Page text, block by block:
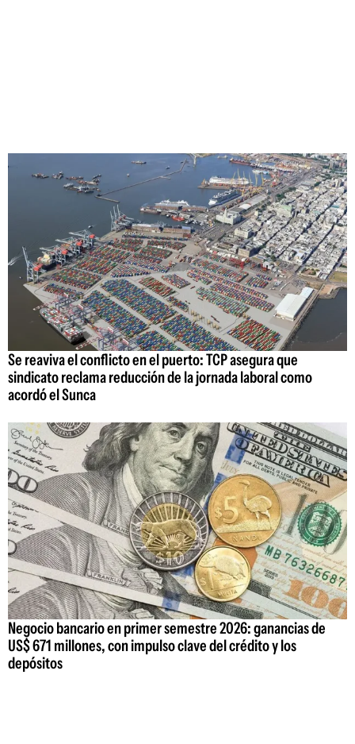
Se reaviva el conflicto en el puerto: TCP asegura que
sindicato reclama reducción de la jornada laboral como
acordó el Sunca
Negocio bancario en primer semestre 2026: ganancias de
US$ 671 millones, con impulso clave del crédito y los
depósitos